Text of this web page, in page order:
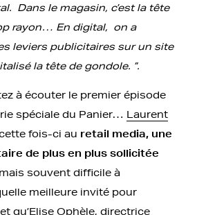
Dans le magasin, c’est la tête
rayon… En digital, on a
leviers publicitaires sur un site
la tête de gondole. ”.
à écouter le premier épisode
spéciale du Panier… Laurent
fois-ci au retail media, une
de plus en plus sollicitée
souvent difficile à
meilleure invité pour
qu’Elise Ophèle, directrice